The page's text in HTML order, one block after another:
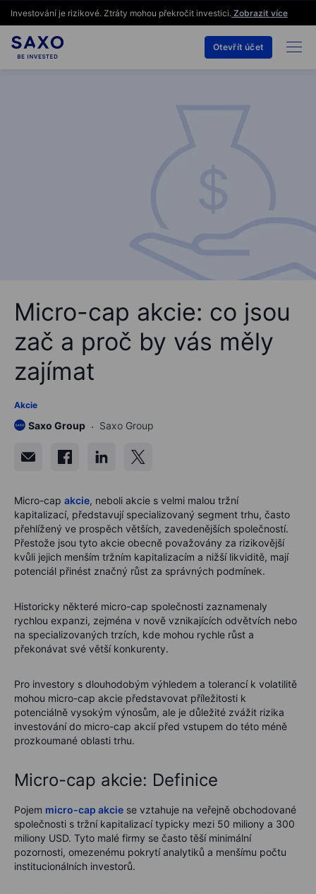
Investování je rizikové. Ztráty mohou překročit investici. Zobrazit více
Otevřít účet
Micro-cap akcie: co jsou
zač a proč by vás měly
zajímat
Akcie
Saxo Group Saxo Group
Micro-cap akcie, neboli akcie s velmi malou tržní
kapitalizací, představují specializovaný segment trhu, často
přehlížený ve prospěch větších, zavedenějších společností.
Přestože jsou tyto akcie obecně považovány za rizikovější
kvůli jejich menším tržním kapitalizacím a nižší likviditě, mají
potenciál přinést značný růst za správných podmínek.
Historicky některé micro-cap společnosti zaznamenaly
rychlou expanzi, zejména v nově vznikajících odvětvích nebo
na specializovaných trzích, kde mohou rychle růst a
překonávat své větší konkurenty.
Pro investory s dlouhodobým výhledem a tolerancí k volatilitě
mohou micro-cap akcie představovat příležitosti k
potenciálně vysokým výnosům, ale je důležité zvážit rizika
investování do micro-cap akcií před vstupem do této méně
prozkoumané oblasti trhu.
Micro-cap akcie: Definice
Pojem micro-cap akcie se vztahuje na veřejně obchodované
společnosti s tržní kapitalizací typicky mezi 50 miliony a 300
miliony USD. Tyto malé firmy se často těší minimální
pozornosti, omezenému pokrytí analytiků a menšímu počtu
institucionálních investorů.